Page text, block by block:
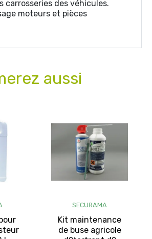
carrosseries des véhicules.
moteurs et pièces
aussi
SECURAMA
Kit maintenance
de buse agricole